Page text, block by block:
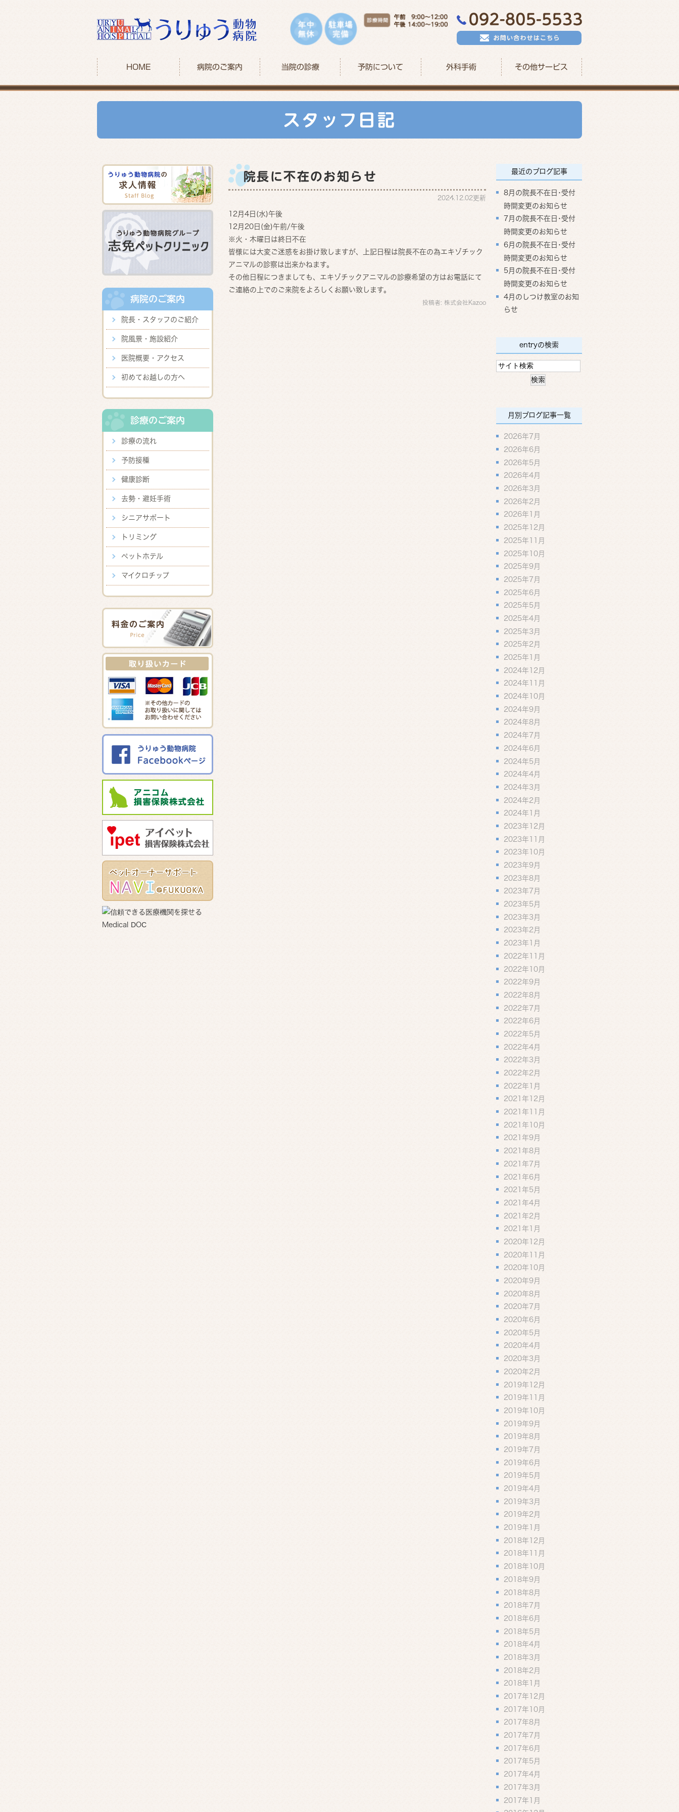
HOME 病院のご案内 当院の診療 予防について 外科手術 その他サービス
スタッフ日記
院長に不在のお知らせ
2024.12.02更新
12月4日(水)午後
12月20日(金)午前/午後
※火・木曜日は終日不在
皆様には大変ご迷惑をお掛け致しますが、上記日程は院長不在の為エキゾチック
アニマルの診察は出来かねます。
その他日程につきましても、エキゾチックアニマルの診療希望の方はお電話にて
ご連絡の上でのご来院をよろしくお願い致します。
投稿者: 株式会社Kazoo
最近のブログ記事
8月の院長不在日･受付
時間変更のお知らせ
7月の院長不在日･受付
時間変更のお知らせ
6月の院長不在日･受付
時間変更のお知らせ
5月の院長不在日･受付
時間変更のお知らせ
4月のしつけ教室のお知
らせ
entryの検索
月別ブログ記事一覧
2026年7月
2026年6月
2026年5月
2026年4月
2026年3月
2026年2月
2026年1月
2025年12月
2025年11月
2025年10月
2025年9月
2025年7月
2025年6月
2025年5月
2025年4月
2025年3月
2025年2月
2025年1月
2024年12月
2024年11月
2024年10月
2024年9月
2024年8月
2024年7月
2024年6月
2024年5月
2024年4月
2024年3月
2024年2月
2024年1月
2023年12月
2023年11月
2023年10月
2023年9月
2023年8月
2023年7月
2023年5月
2023年3月
2023年2月
2023年1月
2022年11月
2022年10月
2022年9月
2022年8月
2022年7月
2022年6月
2022年5月
2022年4月
2022年3月
2022年2月
2022年1月
2021年12月
2021年11月
2021年10月
2021年9月
2021年8月
2021年7月
2021年6月
2021年5月
2021年4月
2021年2月
2021年1月
2020年12月
2020年11月
2020年10月
2020年9月
2020年8月
2020年7月
2020年6月
2020年5月
2020年4月
2020年3月
2020年2月
2019年12月
2019年11月
2019年10月
2019年9月
2019年8月
2019年7月
2019年6月
2019年5月
2019年4月
2019年3月
2019年2月
2019年1月
2018年12月
2018年11月
2018年10月
2018年9月
2018年8月
2018年7月
2018年6月
2018年5月
2018年4月
2018年3月
2018年2月
2018年1月
2017年12月
2017年10月
2017年8月
2017年7月
2017年6月
2017年5月
2017年4月
2017年3月
2017年1月
病院のご案内
院長・スタッフのご紹介
院風景・施設紹介
医院概要・アクセス
初めてお越しの方へ
診療のご案内
診療の流れ
予防接種
健康診断
去勢・避妊手術
シニアサポート
トリミング
ペットホテル
マイクロチップ